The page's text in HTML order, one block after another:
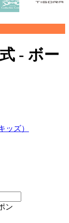
- ボー
ッズ）
ン